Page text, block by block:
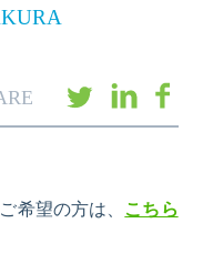
希望の方は、 こちら